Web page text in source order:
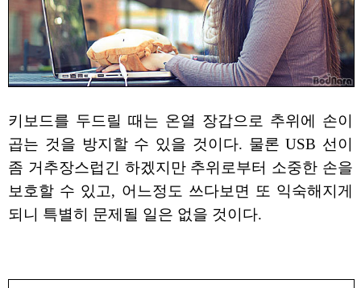
키보드를 두드릴 때는 온열 장갑으로 추위에 손이
곱는 것을 방지할 수 있을 것이다. 물론 USB 선이
좀 거추장스럽긴 하겠지만 추위로부터 소중한 손을
보호할 수 있고, 어느정도 쓰다보면 또 익숙해지게
되니 특별히 문제될 일은 없을 것이다.